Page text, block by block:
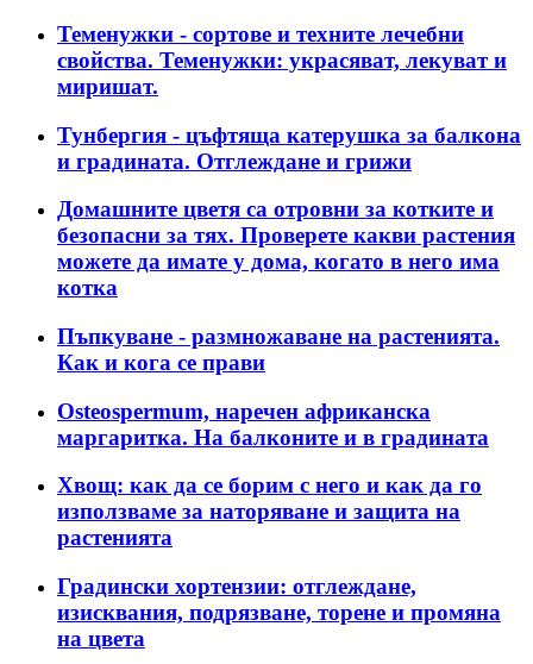
Теменужки - сортове и техните лечебни
свойства. Теменужки: украсяват, лекуват и
миришат.
Тунбергия - цъфтяща катерушка за балкона
и градината. Отглеждане и грижи
Домашните цветя са отровни за котките и
безопасни за тях. Проверете какви растения
можете да имате у дома, когато в него има
котка
Пъпкуване - размножаване на растенията.
Как и кога се прави
Osteospermum, наречен африканска
маргаритка. На балконите и в градината
Хвощ: как да се борим с него и как да го
използваме за наторяване и защита на
растенията
Градински хортензии: отглеждане,
изисквания, подрязване, торене и промяна
на цвета